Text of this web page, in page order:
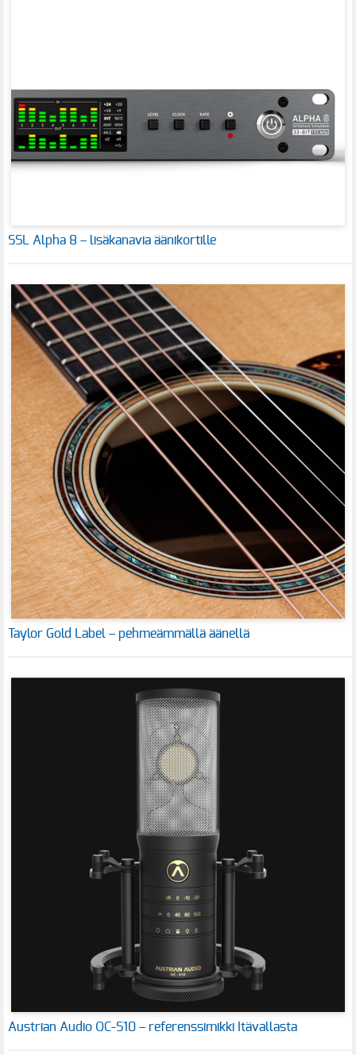
SSL Alpha 8 – lisäkanavia äänikortille
Taylor Gold Label – pehmeämmällä äänellä
Austrian Audio OC-S10 – referenssimikki Itävallasta